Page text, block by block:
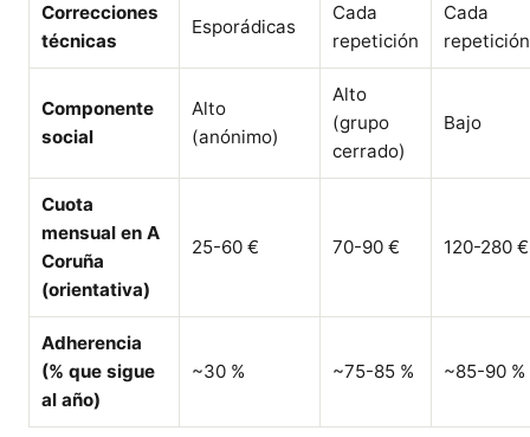
Correcciones
técnicas
Esporádicas
Cada
repetición
Cada
repetición
Componente
social
Alto
(anónimo)
Alto
(grupo
cerrado)
Bajo
Cuota
mensual en A
Coruña
(orientativa)
25-60 € 70-90 € 120-280 €
Adherencia
(% que sigue
al año)
~30 % ~75-85 % ~85-90 %